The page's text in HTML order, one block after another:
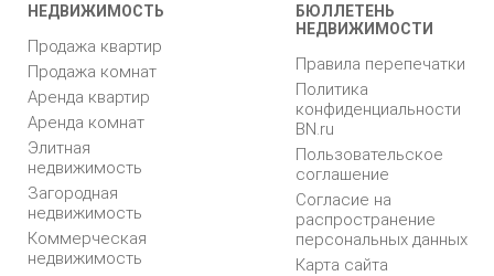
НЕДВИЖИМОСТЬ
Продажа квартир
Продажа комнат
Аренда квартир
Аренда комнат
Элитная
недвижимость
Загородная
недвижимость
Коммерческая
недвижимость
БЮЛЛЕТЕНЬ
НЕДВИЖИМОСТИ
Правила перепечатки
Политика
конфиденциальности
BN.ru
Пользовательское
соглашение
Согласие на
распространение
персональных данных
Карта сайта